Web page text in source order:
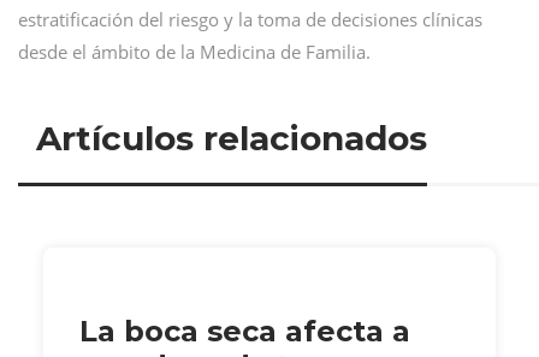
estratificación del riesgo y la toma de decisiones clínicas
desde el ámbito de la Medicina de Familia.
Artículos relacionados
La boca seca afecta a